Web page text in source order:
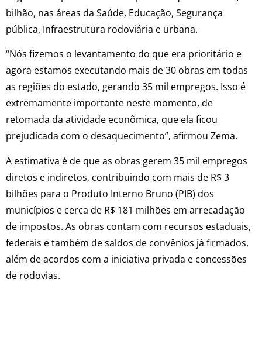
bilhão, nas áreas da Saúde, Educação, Segurança
pública, Infraestrutura rodoviária e urbana.
“Nós fizemos o levantamento do que era prioritário e
agora estamos executando mais de 30 obras em todas
as regiões do estado, gerando 35 mil empregos. Isso é
extremamente importante neste momento, de
retomada da atividade econômica, que ela ficou
prejudicada com o desaquecimento”, afirmou Zema.
A estimativa é de que as obras gerem 35 mil empregos
diretos e indiretos, contribuindo com mais de R$ 3
bilhões para o Produto Interno Bruno (PIB) dos
municípios e cerca de R$ 181 milhões em arrecadação
de impostos. As obras contam com recursos estaduais,
federais e também de saldos de convênios já firmados,
além de acordos com a iniciativa privada e concessões
de rodovias.